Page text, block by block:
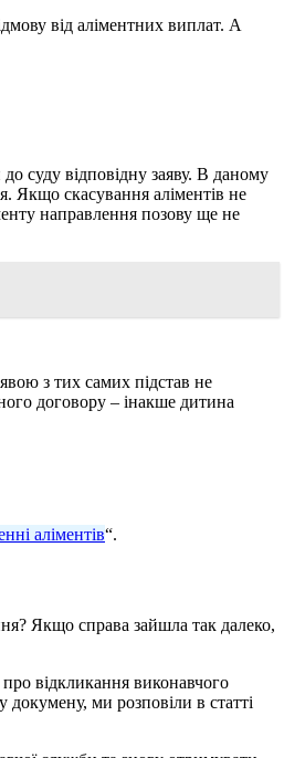
від аліментних виплат. А
суду відповідну заяву. В даному
Якщо скасування аліментів не
направлення позову ще не
з тих самих підстав не
договору – інакше дитина
аліментів“.
Якщо справа зайшла так далеко,
відкликання виконавчого
ми розповіли в статті